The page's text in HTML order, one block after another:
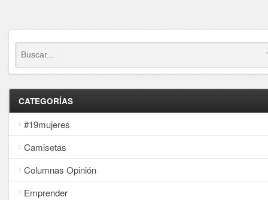
CATEGORÍAS
#19mujeres
Camisetas
Columnas Opinión
Emprender